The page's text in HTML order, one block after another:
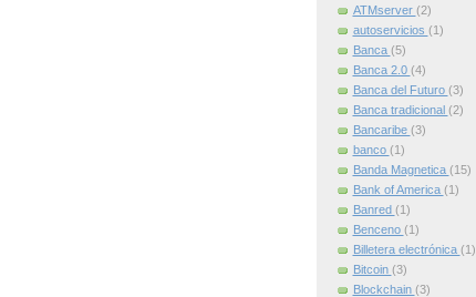
ATMserver (2)
autoservicios (1)
Banca (5)
Banca 2.0 (4)
Banca del Futuro (3)
Banca tradicional (2)
Bancaribe (3)
banco (1)
Banda Magnetica (15)
Bank of America (1)
Banred (1)
Benceno (1)
Billetera electrónica (1)
Bitcoin (3)
Blockchain (3)